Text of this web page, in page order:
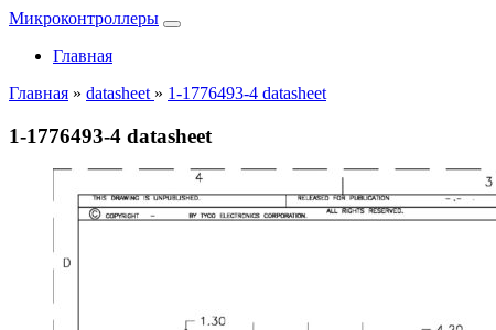
Микроконтроллеры
Главная
Главная » datasheet » 1-1776493-4 datasheet
1-1776493-4 datasheet